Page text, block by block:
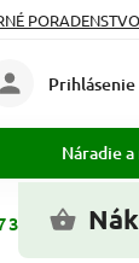
PORADENSTVO
Prihlásenie
Náradie